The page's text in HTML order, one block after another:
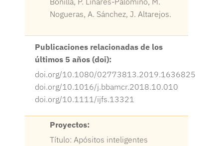
Nogueras, A. Sánchez, J. Altarejos.
Publicaciones relacionadas de los
últimos 5 años (doi):
doi.org/10.1080/02773813.2019.1636825
doi.org/10.1016/j.bbamcr.2018.10.010
doi.org/10.1111/ijfs.13321
Proyectos:
Título: Apósitos inteligentes